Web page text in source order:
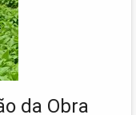
da Obra